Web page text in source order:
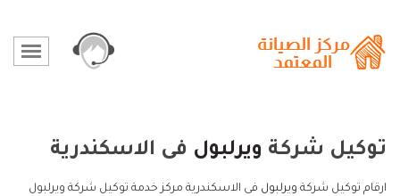
توكيل شركة ويرلبول فى الاسكندرية
ارقام توكيل شركة ويرلبول فى الاسكندرية مركز خدمة توكيل شركة ويرلبول